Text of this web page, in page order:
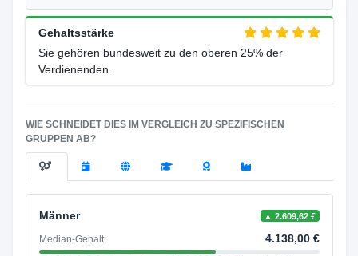
Gehaltsstärke
Sie gehören bundesweit zu den oberen 25% der
Verdienenden.
WIE SCHNEIDET DIES IM VERGLEICH ZU SPEZIFISCHEN
GRUPPEN AB?
Männer ▲ 2.609,62 €
Median-Gehalt 4.138,00 €